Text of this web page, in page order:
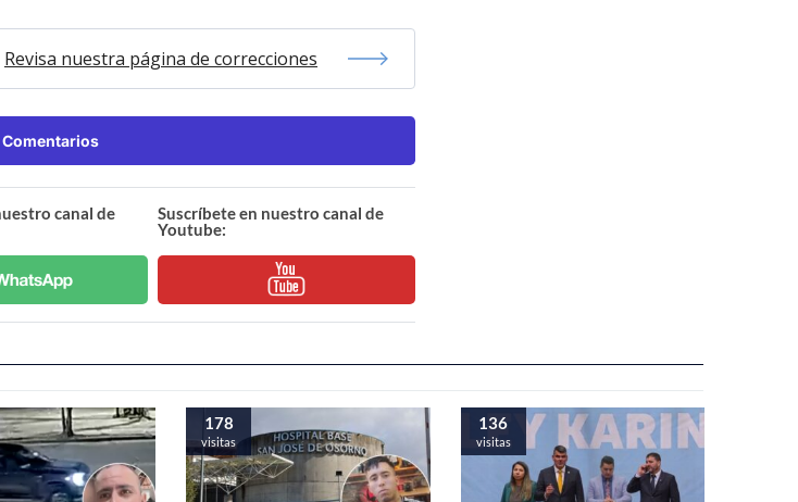
Revisa nuestra página de correcciones
canal de
Suscríbete en nuestro canal de
Youtube:
178
visitas
136
visitas